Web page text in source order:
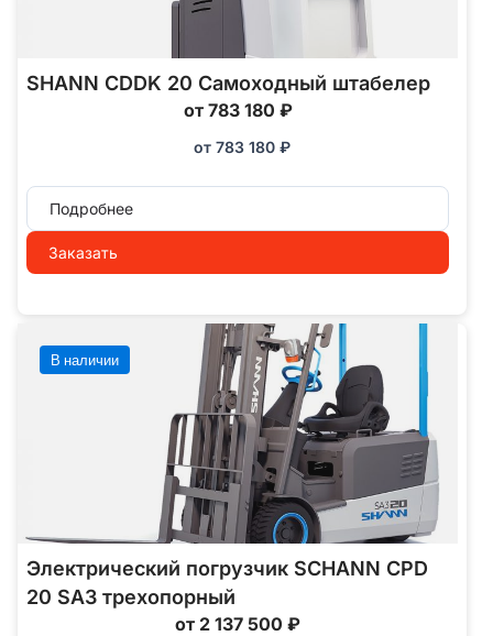
SHANN CDDK 20 Самоходный штабелер
от 783 180 ₽
от 783 180 ₽
Подробнее
Заказать
В наличии
Электрический погрузчик SCHANN CPD
20 SA3 трехопорный
от 2 137 500 ₽